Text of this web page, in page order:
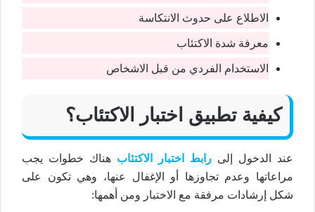
الاطلاع على حدوث الانتكاسة
معرفة شدة الاكتئاب
الاستخدام الفردي من قبل الاشخاص
كيفية تطبيق اختبار الاكتئاب؟
عند الدخول إلى رابط اختبار الاكتئاب هناك خطوات يجب
مراعاتها وعدم تجاوزها أو الإغفال عنها، وهي تكون على
شكل إرشادات مرفقة مع الاختبار ومن أهمها: